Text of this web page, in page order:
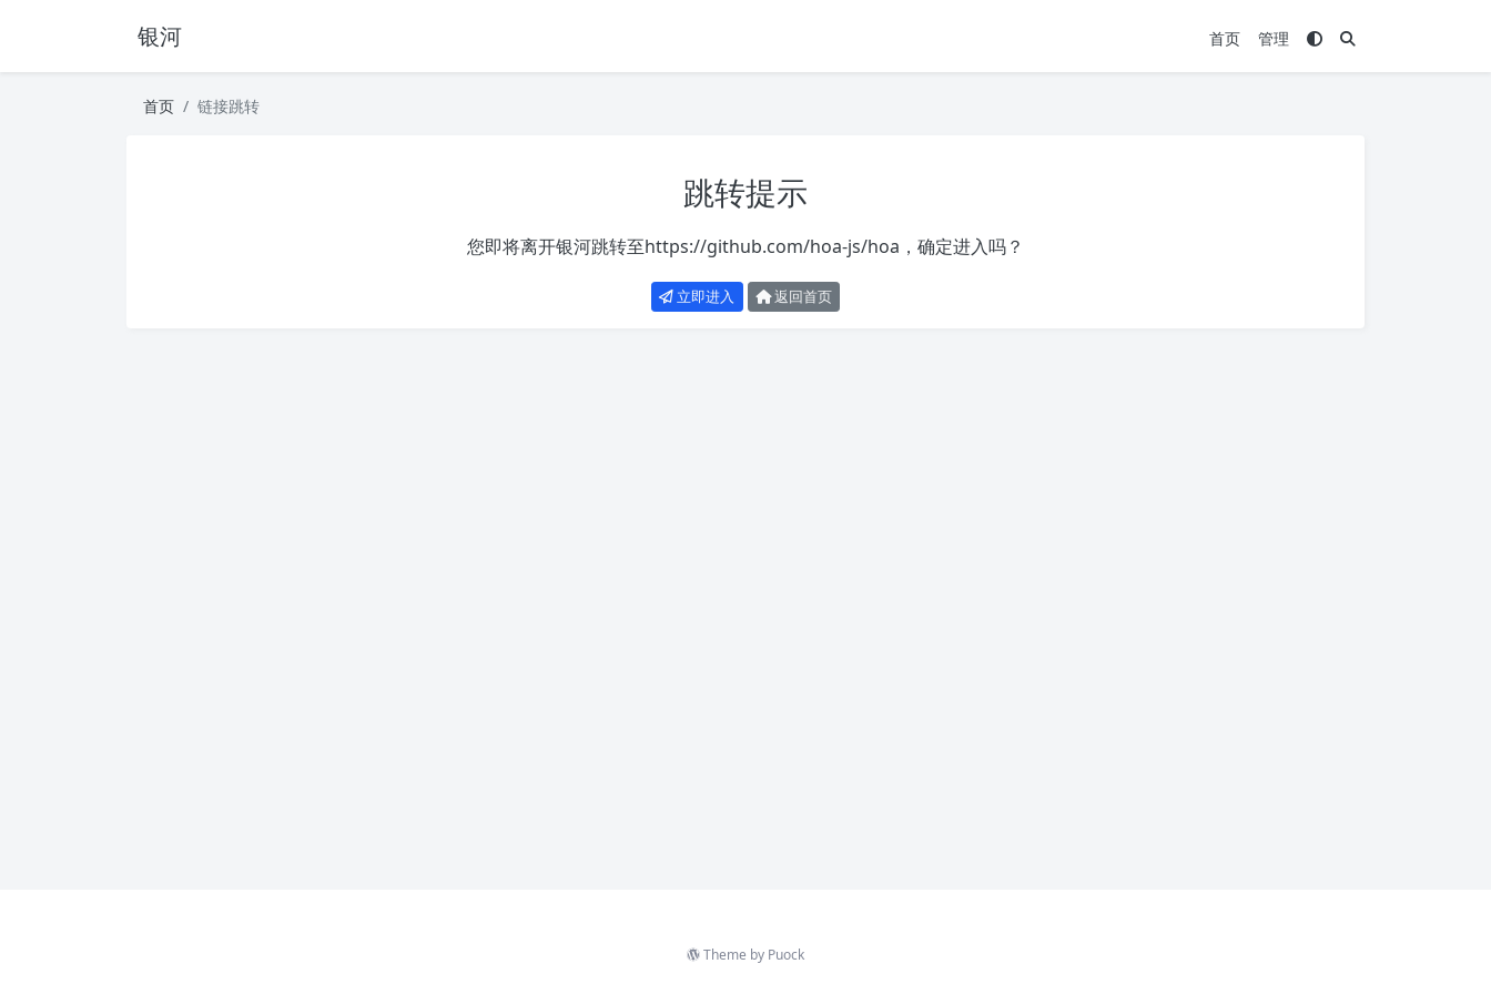
银河 首页 管理
首页 链接跳转
跳转提示
您即将离开银河跳转至https://github.com/hoa-js/hoa ，确定进入吗？
立即进入 返回首页
Theme by Puock